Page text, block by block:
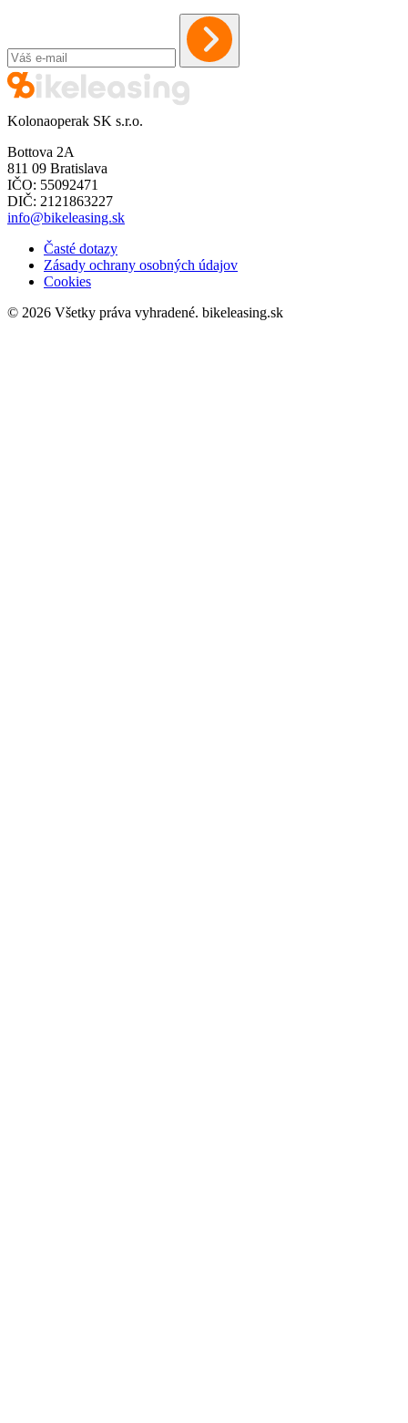
Kolonaoperak SK s.r.o.
Bottova 2A
811 09 Bratislava
IČO: 55092471
DIČ: 2121863227
info@bikeleasing.sk
Časté dotazy
Zásady ochrany osobných údajov
Cookies
© 2026 Všetky práva vyhradené. bikeleasing.sk